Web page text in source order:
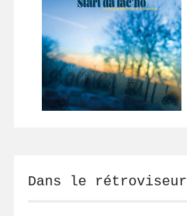
Dans le rétroviseur